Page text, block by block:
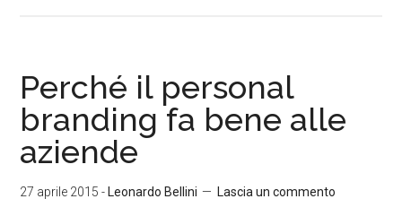
Perché il personal
branding fa bene alle
aziende
27 aprile 2015 - Leonardo Bellini
Lascia un commento